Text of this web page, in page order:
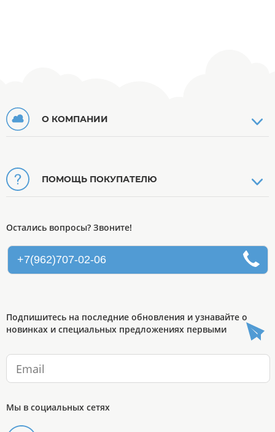
О КОМПАНИИ
ПОМОЩЬ ПОКУПАТЕЛЮ
Остались вопросы? Звоните!
+7(962)707-02-06
Подпишитесь на последние обновления и узнавайте о
новинках и специальных предложениях первыми
Мы в социальных сетях